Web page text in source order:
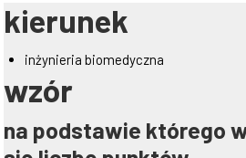
kierunek
inżynieria biomedyczna
wzór
na podstawie którego